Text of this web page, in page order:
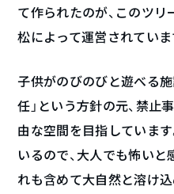
て作られたのが、このツリ
松によって運営されていま
子供がのびのびと遊べる
任」という方針の元、禁止
由な空間を目指していま
いるので、大人でも怖いと
れも含めて大自然と溶け